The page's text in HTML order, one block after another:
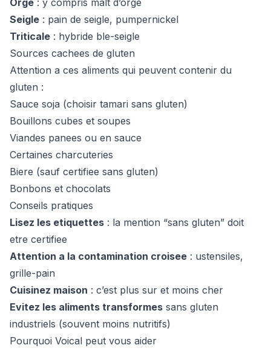
Orge : y compris malt d’orge
Seigle : pain de seigle, pumpernickel
Triticale : hybride ble-seigle
Sources cachees de gluten
Attention a ces aliments qui peuvent contenir du
gluten :
Sauce soja (choisir tamari sans gluten)
Bouillons cubes et soupes
Viandes panees ou en sauce
Certaines charcuteries
Biere (sauf certifiee sans gluten)
Bonbons et chocolats
Conseils pratiques
Lisez les etiquettes : la mention “sans gluten” doit
etre certifiee
Attention a la contamination croisee : ustensiles,
grille-pain
Cuisinez maison : c’est plus sur et moins cher
Evitez les aliments transformes sans gluten
industriels (souvent moins nutritifs)
Pourquoi Voical peut vous aider